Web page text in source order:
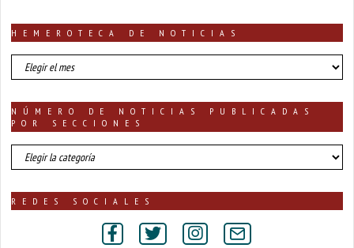
HEMEROTECA DE NOTICIAS
HEMEROTECA
DE
NÚMERO DE NOTICIAS PUBLICADAS
POR SECCIONES
número
de
publicadas
REDES SOCIALES